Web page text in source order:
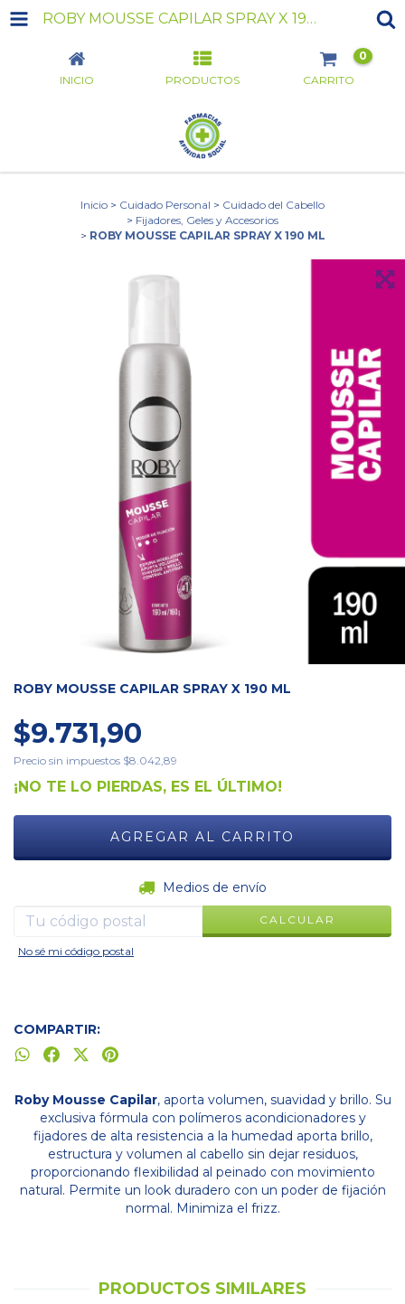
ROBY MOUSSE CAPILAR SPRAY X 190 ML
INICIO PRODUCTOS CARRITO
0
Inicio > Cuidado Personal > Cuidado del Cabello
> Fijadores, Geles y Accesorios
> ROBY MOUSSE CAPILAR SPRAY X 190 ML
ROBY MOUSSE CAPILAR SPRAY X 190 ML
$9.731,90
Precio sin impuestos $8.042,89
¡NO TE LO PIERDAS, ES EL ÚLTIMO!
Entregas para el CP: Medios de envío
CALCULAR
No sé mi código postal
COMPARTIR:
Roby Mousse Capilar, aporta volumen, suavidad y brillo. Su
exclusiva fórmula con polímeros acondicionadores y
fijadores de alta resistencia a la humedad aporta brillo,
estructura y volumen al cabello sin dejar residuos,
proporcionando flexibilidad al peinado con movimiento
natural. Permite un look duradero con un poder de fijación
normal. Minimiza el frizz.
PRODUCTOS SIMILARES